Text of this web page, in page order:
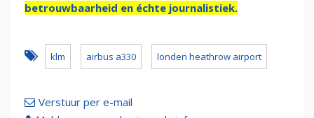
betrouwbaarheid en échte journalistiek.
klm airbus a330 londen heathrow airport
Verstuur per e-mail